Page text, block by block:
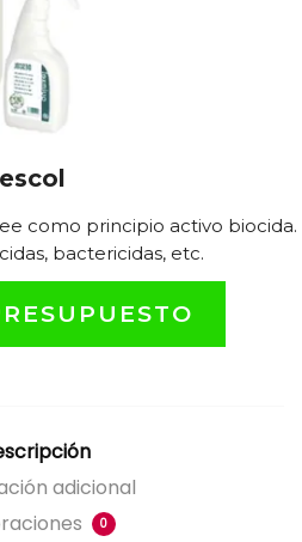
como principio activo biocida.
bactericidas, etc.
adicional
0